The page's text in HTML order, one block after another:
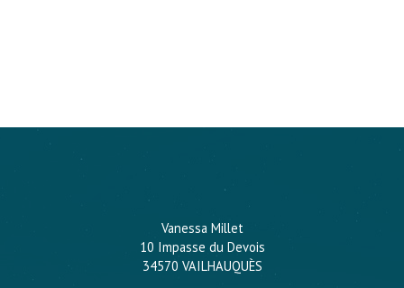
Vanessa Millet
10 Impasse du Devois
34570 VAILHAUQUÈS